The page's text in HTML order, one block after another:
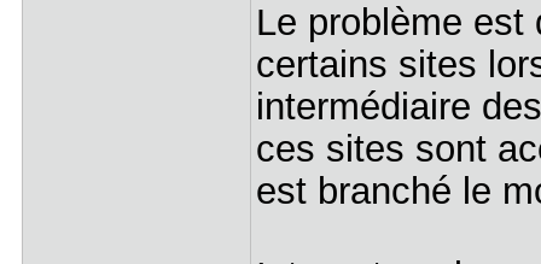
Le problème est
certains sites
intermédiaire
ces sites sont
est branché le